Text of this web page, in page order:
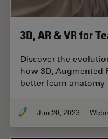
3D, AR & VR for
Discover the
how 3D, Augmented
better learn anatomy
Jun 20, 2023